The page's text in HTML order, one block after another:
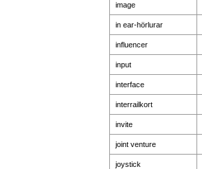
image
in ear-hörlurar
influencer
input
interface
interrailkort
invite
joint venture
joystick